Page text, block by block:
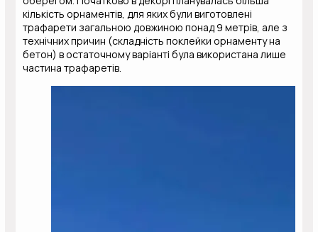
кількість орнаментів, для яких були виготовлені
трафарети загальною довжиною понад 9 метрів, але з
технічних причин (складність поклейки орнаменту на
бетон) в остаточному варіанті була використана лише
частина трафаретів.